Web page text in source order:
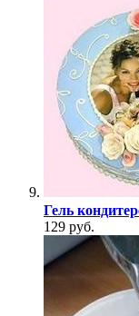
Гель
129 руб.